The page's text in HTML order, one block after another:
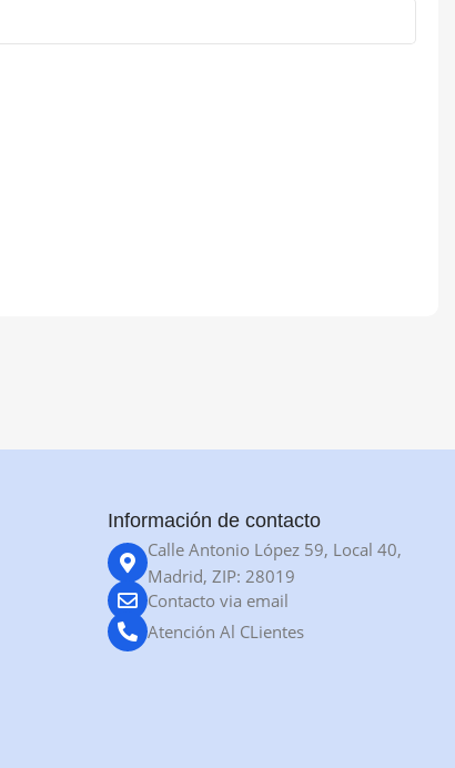
Información de contacto
Calle Antonio López 59, Local 40,
Madrid, ZIP: 28019
Contacto via email
Atención Al CLientes